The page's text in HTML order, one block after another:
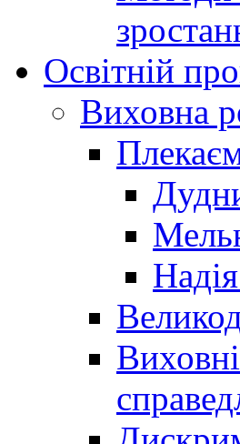
Освітній
Виховна